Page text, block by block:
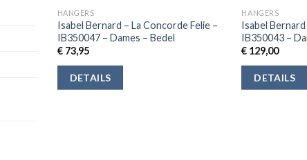
HANGERS
Isabel Bernard – La Concorde Felie –
IB350047 – Dames – Bedel
€73,95
DETAILS
HANGERS
Isabel Bernard
IB350043 –
€ 129,00
DETAILS